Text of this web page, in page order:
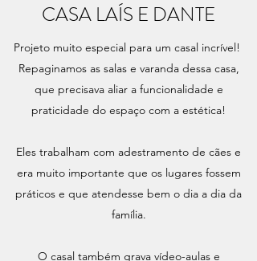
CASA LAÍS E DANTE
Projeto muito especial para um casal incrível!
Repaginamos as salas e varanda dessa casa,
que precisava aliar a funcionalidade e
praticidade do espaço com a estética!
Eles trabalham com adestramento de cães e
era muito importante que os lugares fossem
práticos e que atendesse bem o dia a dia da
família.
O casal também grava vídeo-aulas e